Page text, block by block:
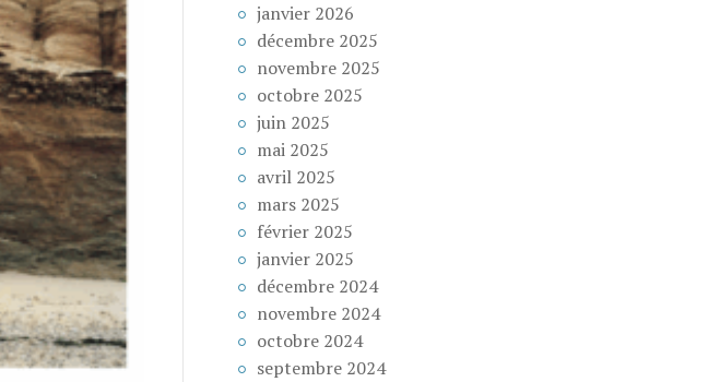
janvier 2026
décembre 2025
novembre 2025
octobre 2025
juin 2025
mai 2025
avril 2025
mars 2025
février 2025
janvier 2025
décembre 2024
novembre 2024
octobre 2024
septembre 2024